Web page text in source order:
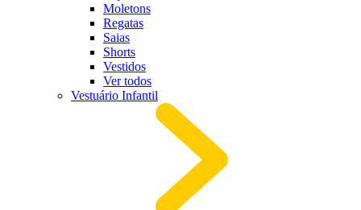
Moletons
Regatas
Saias
Shorts
Vestidos
Ver todos
Vestuário Infantil